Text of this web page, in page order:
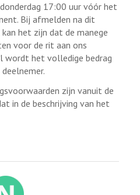
17:00 uur vóór het
Bij afmelden na dit
het zijn dat de manege
voor de rit aan ons
wordt het volledige bedrag
zijn vanuit de
in de beschrijving van het